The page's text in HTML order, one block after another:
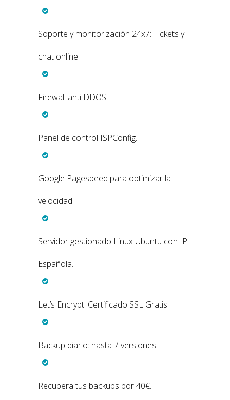
Soporte y monitorización 24x7: Tickets y
chat online.
Firewall anti DDOS.
Panel de control ISPConfig.
Google Pagespeed para optimizar la
velocidad.
Servidor gestionado Linux Ubuntu con IP
Española.
Let’s Encrypt: Certificado SSL Gratis.
Backup diario: hasta 7 versiones.
Recupera tus backups por 40€.